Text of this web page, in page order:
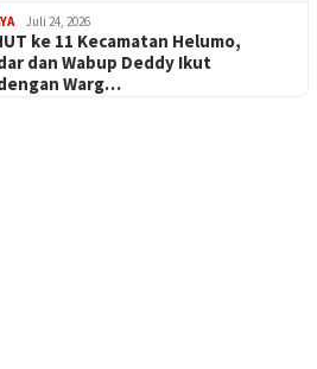
Juli 24, 2026
ke 11 Kecamatan Helumo,
dan Wabup Deddy Ikut
Warg…